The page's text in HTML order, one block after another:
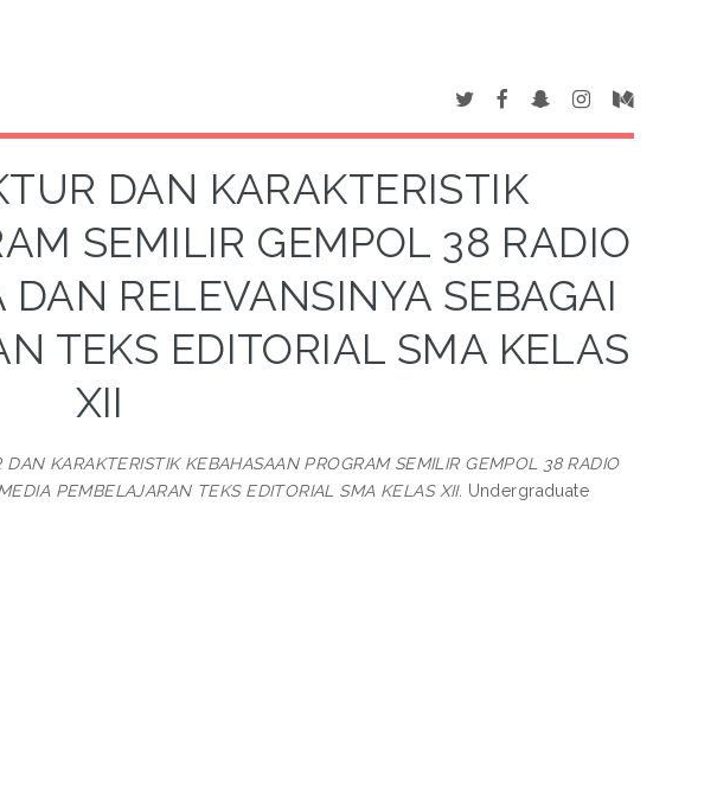
DAN KARAKTERISTIK
SEMILIR GEMPOL 38 RADIO
RELEVANSINYA SEBAGAI
TEKS EDITORIAL SMA KELAS
XII
DAN KARAKTERISTIK KEBAHASAAN PROGRAM SEMILIR GEMPOL 38 RADIO
PEMBELAJARAN TEKS EDITORIAL SMA KELAS XII. Undergraduate